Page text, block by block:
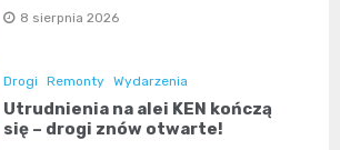
8 sierpnia 2026
Drogi Remonty Wydarzenia
Utrudnienia na alei KEN kończą
się – drogi znów otwarte!